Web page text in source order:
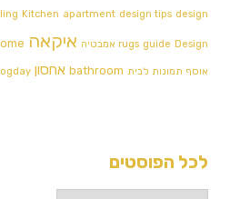
Kitchen apartment design tips design
rugs guide Design אמבטיה איקאה
אוסף תמונות לבית bathroom אחסון
לכל הפוסטים